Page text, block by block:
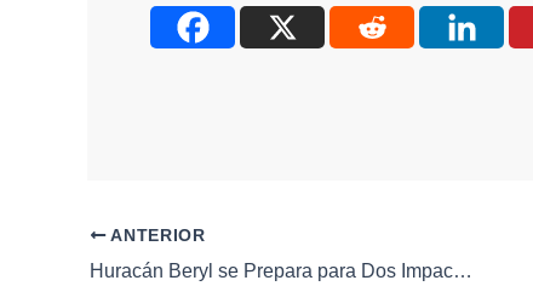
ANTERIOR
Huracán Beryl se Prepara para Dos Impactos en México, Advierte Conagua